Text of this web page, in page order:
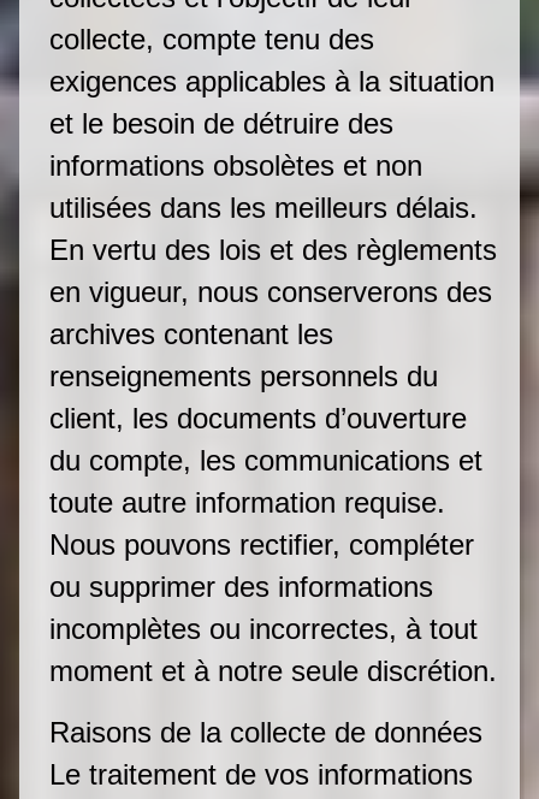
collecte, compte tenu des
exigences applicables à la situation
et le besoin de détruire des
informations obsolètes et non
utilisées dans les meilleurs délais.
En vertu des lois et des règlements
en vigueur, nous conserverons des
archives contenant les
renseignements personnels du
client, les documents d’ouverture
du compte, les communications et
toute autre information requise.
Nous pouvons rectifier, compléter
ou supprimer des informations
incomplètes ou incorrectes, à tout
moment et à notre seule discrétion.
Raisons de la collecte de données
Le traitement de vos informations